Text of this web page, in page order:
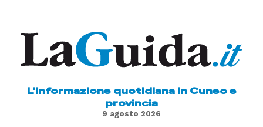
L'informazione quotidiana in Cuneo e
provincia
9 agosto 2026